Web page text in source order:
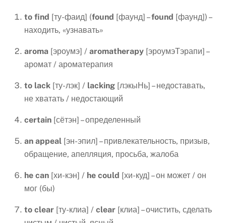
to find [ту-фаид] (found [фаунд] –found [фаунд]) –
находить, «узнавать»
aroma [эроумэ] / aromatherapy [эроумэТэрапи] –
аромат / ароматерапия
to lack [ту-лэк] / lacking [лэкыНь] – недоставать,
не хватать / недостающий
certain [сётэн] – определенный
an appeal [эн-эпил] – привлекательность, призыв,
обращение, апелляция, просьба, жалоба
he can [хи-кэн] / he could [хи-куд] – он может / он
мог (бы)
to clear [ту-клиа] / clear [клиа] – очистить, сделать